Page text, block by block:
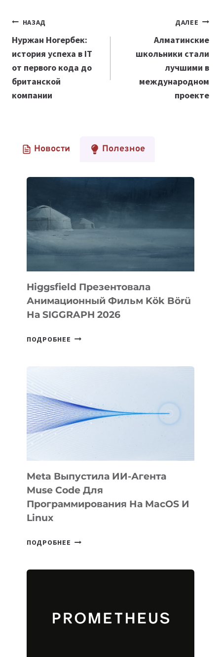
Навигация
по
записям
НАЗАД
Нуржан Ногербек:
история успеха в IT
от первого кода до
британской
компании
ДАЛЕЕ
Алматинские
школьники стали
лучшими в
международном
проекте
Новости Полезное
Higgsfield Презентовала
Анимационный Фильм Kök Börü
На SIGGRAPH 2026
ПОДРОБНЕЕ HIGGSFIELD
НА
SIGGRAPH
Meta Выпустила ИИ-Агента
Muse Code Для
Программирования На MacOS И
Linux
ПОДРОБНЕЕ META
ДЛЯ
ПРОГРАММИРОВАНИЯ